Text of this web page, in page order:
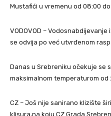
Mustafići u vremenu od 08:00 do
VODOVOD –
se odvija po već utvrđenom
Danas u Srebreniku očekuje se
maksimalnom temperaturom od
CZ – Još nije sanirano klizište
klisura,na koju CZ Grada